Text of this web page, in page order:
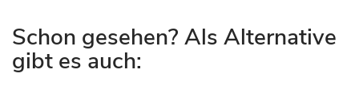
Schon gesehen? Als Alternative
gibt es auch: